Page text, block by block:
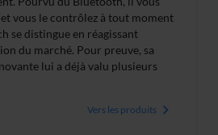
vous le contrôlez à tout moment
se distingue en réagissant
du marché. Pour preuve, sa
lui a déjà valu plusieurs
Vers les produits